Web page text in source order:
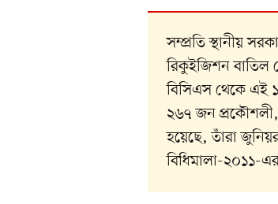
সম্প্রতি স্থানীয়
রিকুইজিশন বাতিল
বিসিএস থেকে এই
২৬৭ জন প্রকৌশলী,
হয়েছে, তাঁরা
বিধিমালা-২০১১-